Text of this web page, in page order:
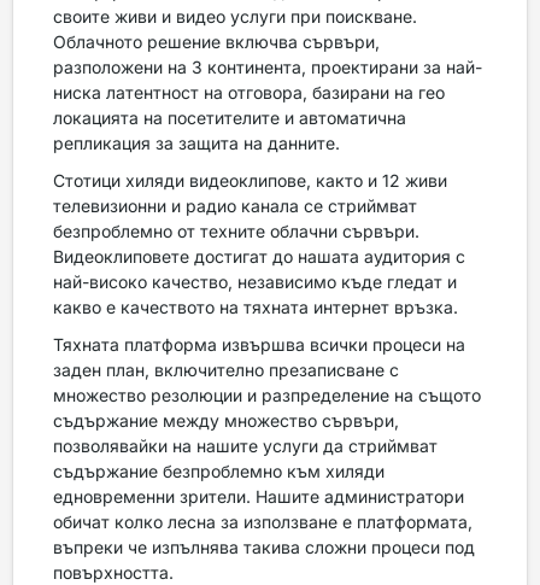
своите живи и видео услуги при поискване.
Облачното решение включва сървъри,
разположени на 3 континента, проектирани за най-
ниска латентност на отговора, базирани на гео
локацията на посетителите и автоматична
репликация за защита на данните.
Стотици хиляди видеоклипове, както и 12 живи
телевизионни и радио канала се стриймват
безпроблемно от техните облачни сървъри.
Видеоклиповете достигат до нашата аудитория с
най-високо качество, независимо къде гледат и
какво е качеството на тяхната интернет връзка.
Тяхната платформа извършва всички процеси на
заден план, включително презаписване с
множество резолюции и разпределение на същото
съдържание между множество сървъри,
позволявайки на нашите услуги да стриймват
съдържание безпроблемно към хиляди
едновременни зрители. Нашите администратори
обичат колко лесна за използване е платформата,
въпреки че изпълнява такива сложни процеси под
повърхността.